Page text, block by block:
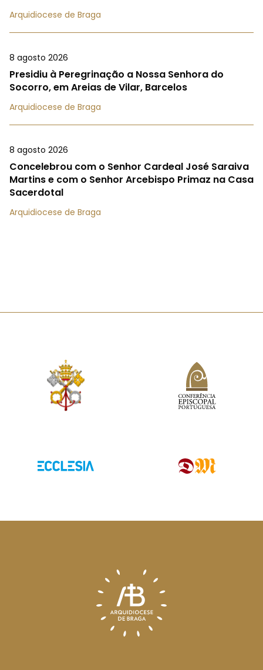
Arquidiocese de Braga
8 agosto 2026
Presidiu à Peregrinação a Nossa Senhora do
Socorro, em Areias de Vilar, Barcelos
Arquidiocese de Braga
8 agosto 2026
Concelebrou com o Senhor Cardeal José Saraiva
Martins e com o Senhor Arcebispo Primaz na Casa
Sacerdotal
Arquidiocese de Braga